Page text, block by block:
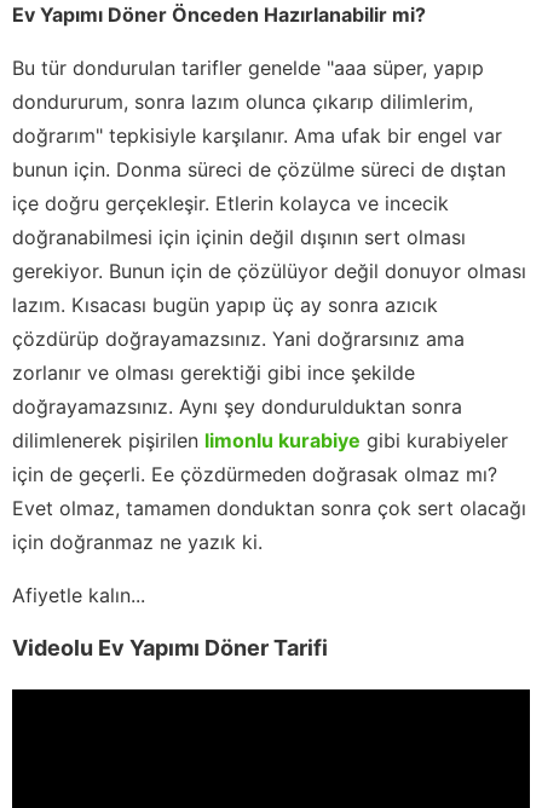
Ev Yapımı Döner Önceden Hazırlanabilir mi?
Bu tür dondurulan tarifler genelde "aaa süper, yapıp
dondururum, sonra lazım olunca çıkarıp dilimlerim,
doğrarım" tepkisiyle karşılanır. Ama ufak bir engel var
bunun için. Donma süreci de çözülme süreci de dıştan
içe doğru gerçekleşir. Etlerin kolayca ve incecik
doğranabilmesi için içinin değil dışının sert olması
gerekiyor. Bunun için de çözülüyor değil donuyor olması
lazım. Kısacası bugün yapıp üç ay sonra azıcık
çözdürüp doğrayamazsınız. Yani doğrarsınız ama
zorlanır ve olması gerektiği gibi ince şekilde
doğrayamazsınız. Aynı şey dondurulduktan sonra
dilimlenerek pişirilen limonlu kurabiye gibi kurabiyeler
için de geçerli. Ee çözdürmeden doğrasak olmaz mı?
Evet olmaz, tamamen donduktan sonra çok sert olacağı
için doğranmaz ne yazık ki.
Afiyetle kalın...
Videolu Ev Yapımı Döner Tarifi